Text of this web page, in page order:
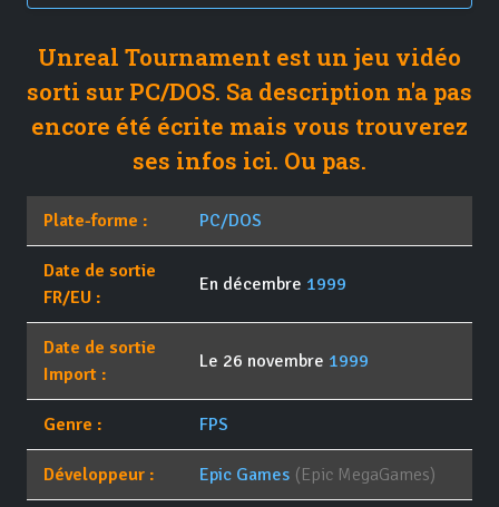
Unreal Tournament est un jeu vidéo
sorti sur PC/DOS. Sa description n'a pas
encore été écrite mais vous trouverez
ses infos ici. Ou pas.
Plate-forme : PC/DOS
Date de sortie
FR/EU :
En décembre 1999
Date de sortie
Import :
Le 26 novembre 1999
Genre : FPS
Développeur : Epic Games (Epic MegaGames)